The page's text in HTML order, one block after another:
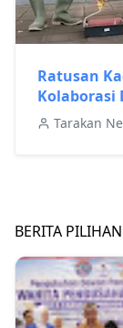
Ratusan
Kolaborasi
Tarakan
BERITA PILIHAN